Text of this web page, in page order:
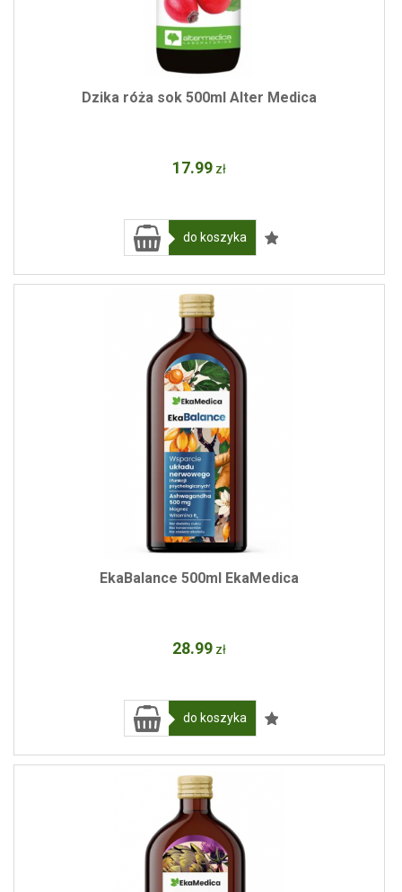
Dzika róża sok 500ml Alter Medica
17.99 zł
do koszyka
EkaBalance 500ml EkaMedica
28.99 zł
do koszyka